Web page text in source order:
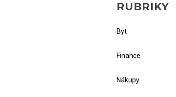
RUBRIKY
Byt
Finance
Nákupy